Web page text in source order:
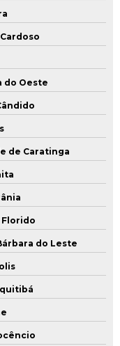
do Oeste
de Caratinga
Florido
do Leste